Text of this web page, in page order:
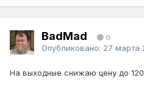
BadMad 0
Опубликовано: 27 марта
На выходные снижаю цену до